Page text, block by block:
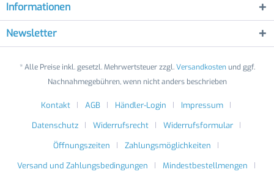
Informationen
Newsletter
* Alle Preise inkl. gesetzl. Mehrwertsteuer zzgl.Versandkostenund ggf.
Nachnahmegebühren, wenn nicht anders beschrieben
Kontakt AGB Händler-Login
Impressum
Datenschutz
Widerrufsrecht
Widerrufsformular
Öffnungszeiten
Zahlungsmöglichkeiten
Versand und Zahlungsbedingungen
Mindestbestellmengen